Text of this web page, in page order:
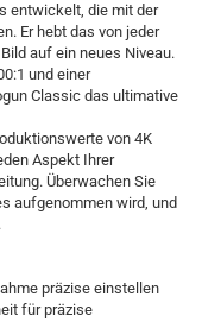
entwickelt, die mit der
Er hebt das von jeder
auf ein neues Niveau.
und einer
Classic das ultimative
von 4K
Aspekt Ihrer
Überwachen Sie
aufgenommen wird, und
präzise einstellen
für präzise